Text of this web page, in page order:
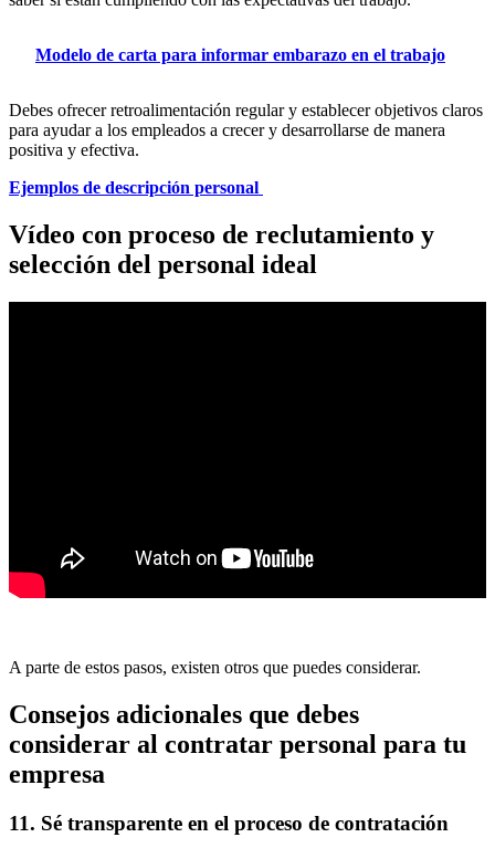
Modelo de carta para informar embarazo en el trabajo
Debes ofrecer retroalimentación regular y establecer objetivos claros
para ayudar a los empleados a crecer y desarrollarse de manera
positiva y efectiva.
Ejemplos de descripción personal
Vídeo con proceso de reclutamiento y
selección del personal ideal
A parte de estos pasos, existen otros que puedes considerar.
Consejos adicionales que debes
considerar al contratar personal para tu
empresa
11. Sé transparente en el proceso de contratación